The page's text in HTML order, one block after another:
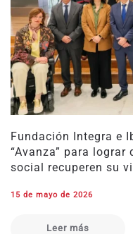
Fundación Integra e
“Avanza” para
social recuperen su
15 de mayo de 2026
Leer más